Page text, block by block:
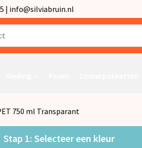
| info@silviabruin.nl
750 ml Transparant
Stap 1: Selecteer een kleur